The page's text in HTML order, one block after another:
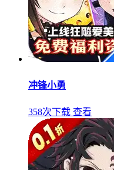
冲锋小勇
358次下载 查看